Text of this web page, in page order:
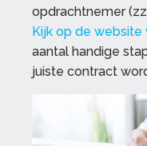
opdrachtnemer
Kijk op de website
aantal handige
juiste contract